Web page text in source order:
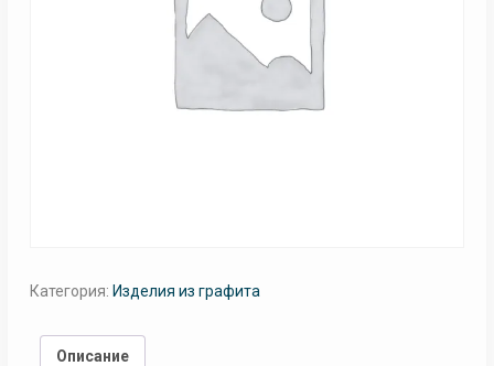
Категория: Изделия из графита
Описание